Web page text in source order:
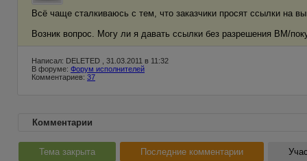
Всё чаще сталкиваюсь с тем, что заказчики просят ссылки на
Возник вопрос. Могу ли я давать ссылки без разрешения BM/
Написал: DELETED , 31.03.2011 в 11:32
В форуме: Форум исполнителей
Комментариев: 37
Комментарии
Тема закрыта Последние комментарии